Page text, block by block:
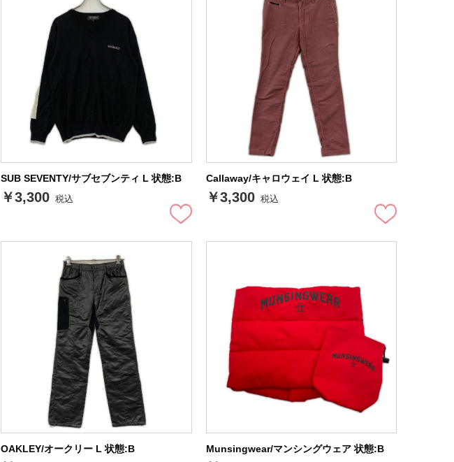
SUB SEVENTY/サブセブンティ L 状態:B
￥3,300 税込
Callaway/キャロウェイ L 状態:B
￥3,300 税込
OAKLEY/オークリー L 状態:B Munsingwear/マンシングウェア 状態:B